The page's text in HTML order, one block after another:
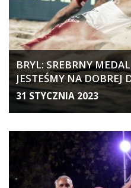
BRYL: SREBRNY
JESTEŚMY NA DOBREJ
31 STYCZNIA 2023